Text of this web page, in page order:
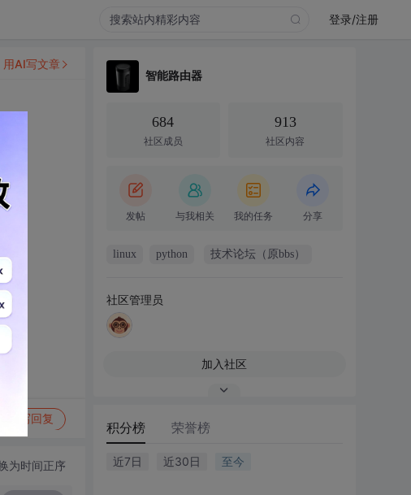
登录/注册
写回复
用AI写文章
为时间正序
智能路由器
684
社区成员
913
社区内容
发帖 与我相关 我的任务 分享
linux python 技术论坛（原bbs）
社区管理员
加入社区
积分榜 荣誉榜
近7日 近30日 至今